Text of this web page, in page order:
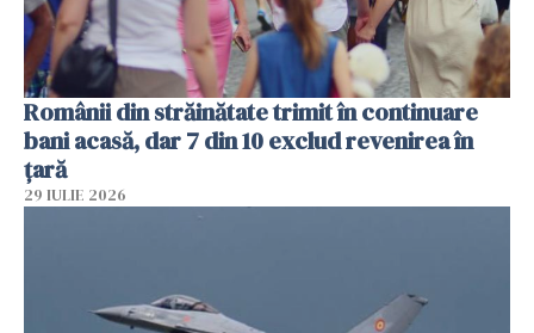
Românii din străinătate trimit în continuare
bani acasă, dar 7 din 10 exclud revenirea în
țară
29 IULIE 2026